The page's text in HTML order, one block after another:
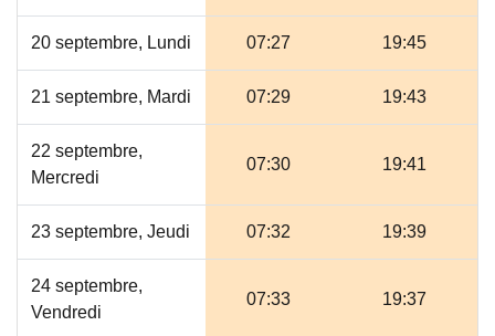
20 septembre, Lundi 07:27 19:45
21 septembre, Mardi 07:29 19:43
22 septembre,
Mercredi
07:30 19:41
23 septembre, Jeudi 07:32 19:39
24 septembre,
Vendredi
07:33 19:37